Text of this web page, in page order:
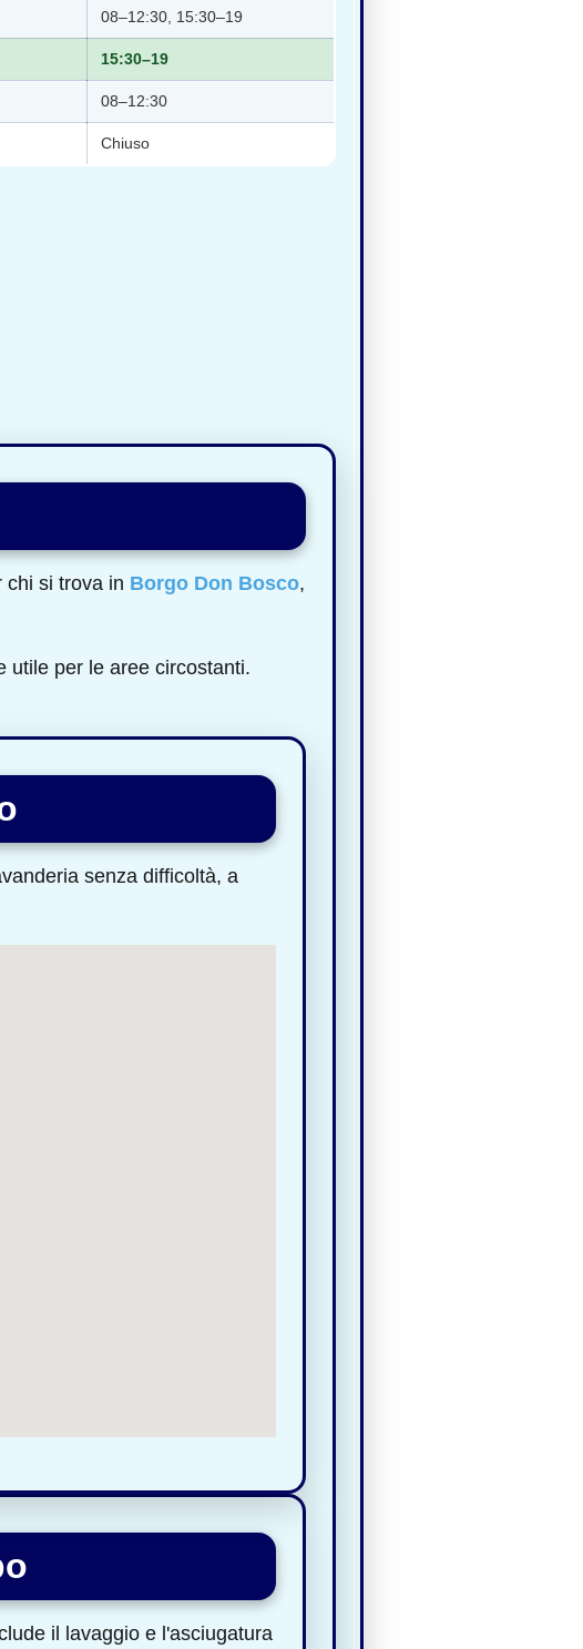
08–12:30, 15:30–19
15:30–19
08–12:30
Chiuso
chi si trova in Borgo Don Bosco,
utile per le aree circostanti.
senza difficoltà, a
il lavaggio e l'asciugatura